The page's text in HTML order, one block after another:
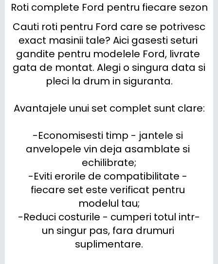
Roti complete Ford pentru fiecare sezon
Cauti roti pentru Ford care se potrivesc
exact masinii tale? Aici gasesti seturi
gandite pentru modelele Ford, livrate
gata de montat. Alegi o singura data si
pleci la drum in siguranta.
Avantajele unui set complet sunt clare:
-Economisesti timp - jantele si
anvelopele vin deja asamblate si
echilibrate;
-Eviti erorile de compatibilitate -
fiecare set este verificat pentru
modelul tau;
-Reduci costurile - cumperi totul intr-
un singur pas, fara drumuri
suplimentare.